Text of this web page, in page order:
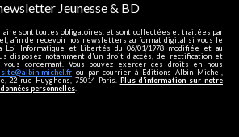
Jeunesse & BD
sont toutes obligatoires, et sont collectées et traitées par
afin de recevoir nos newsletters au format digital si vous le
Loi Informatique et Libertés du 06/01/1978 modifiée et au
disposez notamment d'un droit d'accès, de rectification et
vous concernant. Vous pouvez exercer ces droits en nous
michel.fr ou par courrier à Editions Albin Michel,
22 rue Huyghens, 75014 Paris. Plus d’information sur notre
personnelles